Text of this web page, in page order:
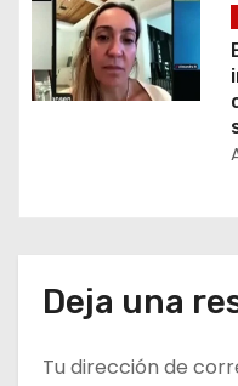
a
s
Deja una
Tu dirección de